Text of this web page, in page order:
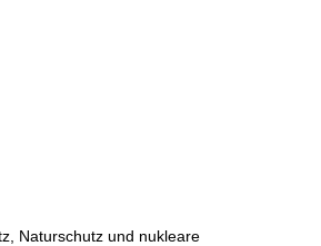
Naturschutz und nukleare